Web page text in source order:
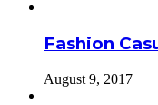
Fashion
August 9, 2017